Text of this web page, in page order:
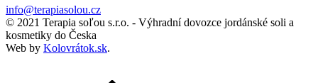
info@terapiasolou.cz
© 2021 Terapia soľou s.r.o. - Výhradní dovozce jordánské soli a
kosmetiky do Česka
Web by Kolovrátok.sk.